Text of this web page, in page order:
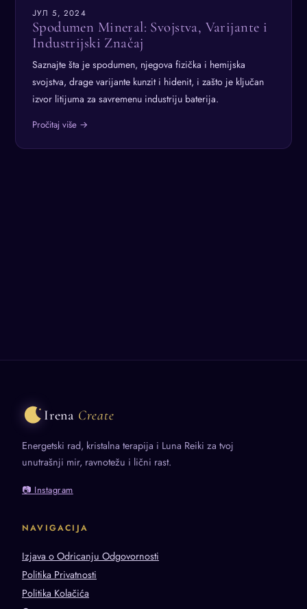
ЈУЛ 5, 2024
Spodumen Mineral: Svojstva, Varijante i
Industrijski Značaj
Saznajte šta je spodumen, njegova fizička i hemijska
svojstva, drage varijante kunzit i hidenit, i zašto je ključan
izvor litijuma za savremenu industriju baterija.
Pročitaj više →
Irena Create
Energetski rad, kristalna terapija i Luna Reiki za tvoj
unutrašnji mir, ravnotežu i lični rast.
📷 Instagram
NAVIGACIJA
Izjava o Odricanju Odgovornosti
Politika Privatnosti
Politika Kolačića